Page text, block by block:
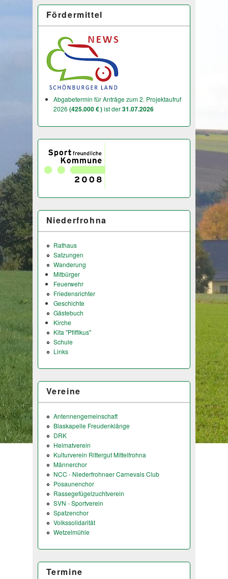
Fördermittel
Abgabetermin für Anträge zum 2. Projektaufruf
2026 (425.000 € )ist der31.07.2026
Niederfrohna
Rathaus
Satzungen
Wanderung
Mitbürger
Feuerwehr
Friedensrichter
Geschichte
Gästebuch
Kirche
Kita "Pfiffikus"
Schule
Links
Vereine
Antennengemeinschaft
Blaskapelle Freudenklänge
DRK
Heimatverein
Kulturverein Rittergut Mittelfrohna
Männerchor
NCC - Niederfrohnaer Carnevals Club
Posaunenchor
Rassegefügelzuchtverein
SVN - Sportverein
Spatzenchor
Volkssolidarität
Wetzelmühle
Termine